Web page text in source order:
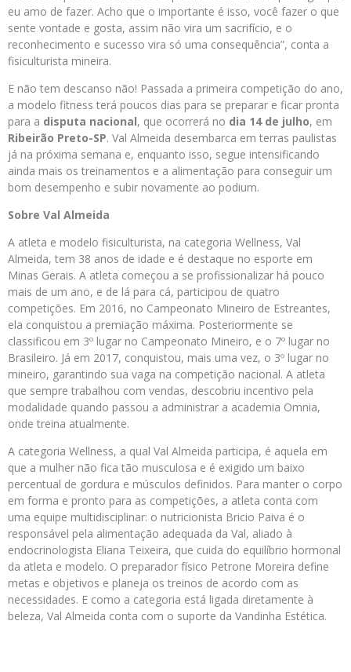
eu amo de fazer. Acho que o importante é isso, você fazer o que
sente vontade e gosta, assim não vira um sacrifício, e o
reconhecimento e sucesso vira só uma consequência”, conta a
fisiculturista mineira.
E não tem descanso não! Passada a primeira competição do ano,
a modelo fitness terá poucos dias para se preparar e ficar pronta
para a disputa nacional, que ocorrerá no dia 14 de julho, em
Ribeirão Preto-SP. Val Almeida desembarca em terras paulistas
já na próxima semana e, enquanto isso, segue intensificando
ainda mais os treinamentos e a alimentação para conseguir um
bom desempenho e subir novamente ao podium.
Sobre Val Almeida
A atleta e modelo fisiculturista, na categoria Wellness, Val
Almeida, tem 38 anos de idade e é destaque no esporte em
Minas Gerais. A atleta começou a se profissionalizar há pouco
mais de um ano, e de lá para cá, participou de quatro
competições. Em 2016, no Campeonato Mineiro de Estreantes,
ela conquistou a premiação máxima. Posteriormente se
classificou em 3º lugar no Campeonato Mineiro, e o 7º lugar no
Brasileiro. Já em 2017, conquistou, mais uma vez, o 3º lugar no
mineiro, garantindo sua vaga na competição nacional. A atleta
que sempre trabalhou com vendas, descobriu incentivo pela
modalidade quando passou a administrar a academia Omnia,
onde treina atualmente.
A categoria Wellness, a qual Val Almeida participa, é aquela em
que a mulher não fica tão musculosa e é exigido um baixo
percentual de gordura e músculos definidos. Para manter o corpo
em forma e pronto para as competições, a atleta conta com
uma equipe multidisciplinar: o nutricionista Bricio Paiva é o
responsável pela alimentação adequada da Val, aliado à
endocrinologista Eliana Teixeira, que cuida do equilíbrio hormonal
da atleta e modelo. O preparador físico Petrone Moreira define
metas e objetivos e planeja os treinos de acordo com as
necessidades. E como a categoria está ligada diretamente à
beleza, Val Almeida conta com o suporte da Vandinha Estética.